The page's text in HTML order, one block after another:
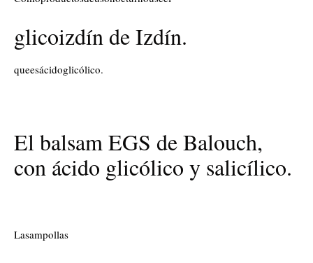
glicoizdín de Izdín.
queesácidoglicólico.
El balsam EGS de Balouch,
con ácido glicólico y salicílico.
Lasampollas